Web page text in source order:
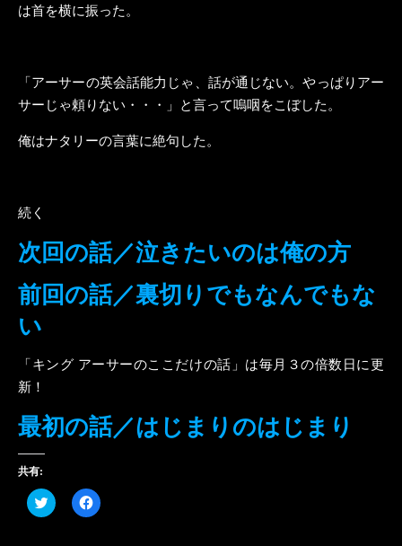
は首を横に振った。
「アーサーの英会話能力じゃ、話が通じない。やっぱりアー
サーじゃ頼りない・・・」と言って嗚咽をこぼした。
俺はナタリーの言葉に絶句した。
続く
次回の話／泣きたいのは俺の方
前回の話／裏切りでもなんでもな
い
「キング アーサーのここだけの話」は毎月３の倍数日に更
新！
最初の話／はじまりのはじまり
共有:
ク
リ
Facebook
で